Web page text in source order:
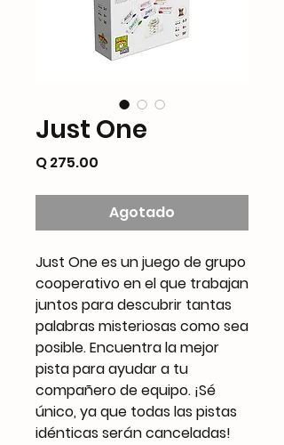
Just One
Q 275.00
Agotado
Just One es un juego de grupo
cooperativo en el que trabajan
juntos para descubrir tantas
palabras misteriosas como sea
posible. Encuentra la mejor
pista para ayudar a tu
compañero de equipo. ¡Sé
único, ya que todas las pistas
idénticas serán canceladas!